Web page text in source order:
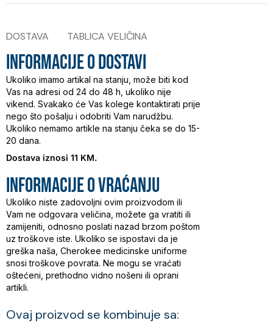
DOSTAVA TABLICA VELIČINA
INFORMACIJE O DOSTAVI
Ukoliko imamo artikal na stanju, može biti kod
Vas na adresi od 24 do 48 h, ukoliko nije
vikend. Svakako će Vas kolege kontaktirati prije
nego što pošalju i odobriti Vam narudžbu.
Ukoliko nemamo artikle na stanju čeka se do 15-
20 dana.
Dostava iznosi 11 KM.
INFORMACIJE O vraćanju
Ukoliko niste zadovoljni ovim proizvodom ili
Vam ne odgovara veličina, možete ga vratiti ili
zamijeniti, odnosno poslati nazad brzom poštom
uz troškove iste. Ukoliko se ispostavi da je
greška naša, Cherokee medicinske uniforme
snosi troškove povrata. Ne mogu se vraćati
oštećeni, prethodno vidno nošeni ili oprani
artikli.
Ovaj proizvod se kombinuje sa: